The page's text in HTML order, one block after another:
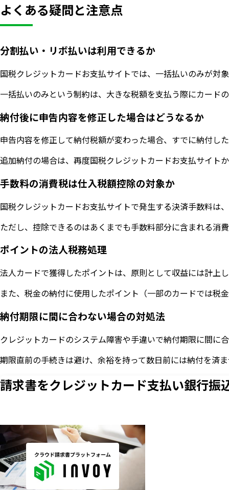
よくある疑問と注意点
分割払い・リボ払いは利用できるか
国税クレジットカードお支払サイトでは、一括払いのみが対
一括払いのみという制約は、大きな税額を支払う際にカード
納付後に申告内容を修正した場合はどうなるか
申告内容を修正して納付税額が変わった場合、すでに納付し
追加納付の場合は、再度国税クレジットカードお支払サイト
手数料の消費税は仕入税額控除の対象か
国税クレジットカードお支払サイトで発生する決済手数料は
ただし、控除できるのはあくまでも手数料部分に含まれる消
ポイントの法人税務処理
法人カードで獲得したポイントは、原則として収益には計上
また、税金の納付に使用したポイント（一部のカードでは
納付期限に間に合わない場合の対処法
クレジットカードのシステム障害や手違いで納付期限に間に
期限直前の手続きは避け、余裕を持って数日前には納付を済
請求書をクレジットカード支払い銀行振